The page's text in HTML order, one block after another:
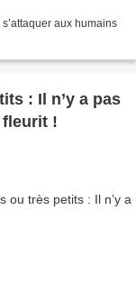
aux humains
: Il n’y a pas
fleurit !